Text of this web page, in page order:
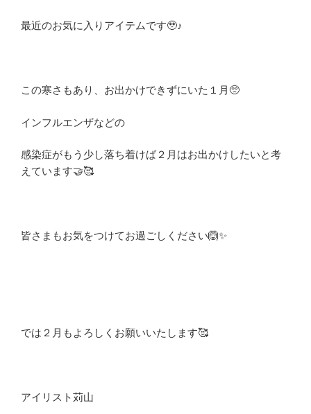
最近のお気に入りアイテムです🥹♪
この寒さもあり、お出かけできずにいた１月🥺
インフルエンザなどの
感染症がもう少し落ち着けば２月はお出かけしたいと考
えています🤝🥰
皆さまもお気をつけてお過ごしください🙆✨
では２月もよろしくお願いいたします🥰
アイリスト苅山